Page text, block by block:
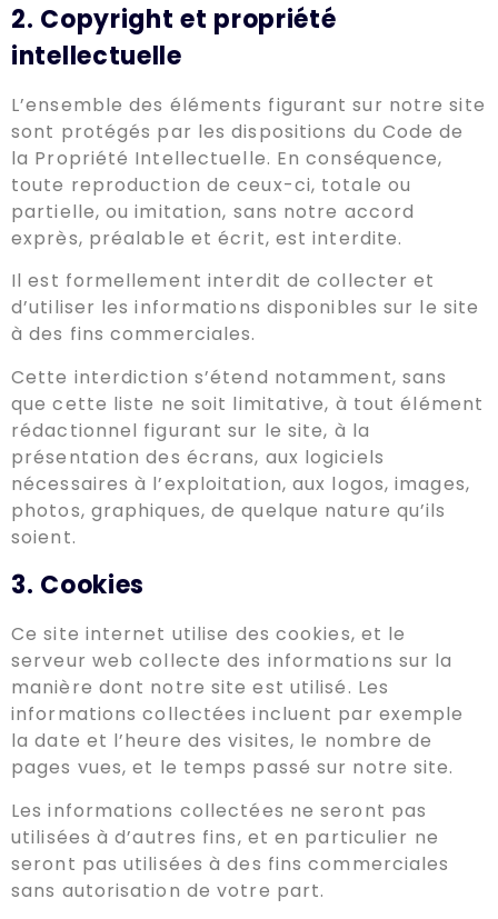
2. Copyright et propriété
intellectuelle
L’ensemble des éléments figurant sur notre site
sont protégés par les dispositions du Code de
la Propriété Intellectuelle. En conséquence,
toute reproduction de ceux-ci, totale ou
partielle, ou imitation, sans notre accord
exprès, préalable et écrit, est interdite.
Il est formellement interdit de collecter et
d’utiliser les informations disponibles sur le site
à des fins commerciales.
Cette interdiction s’étend notamment, sans
que cette liste ne soit limitative, à tout élément
rédactionnel figurant sur le site, à la
présentation des écrans, aux logiciels
nécessaires à l’exploitation, aux logos, images,
photos, graphiques, de quelque nature qu’ils
soient.
3. Cookies
Ce site internet utilise des cookies, et le
serveur web collecte des informations sur la
manière dont notre site est utilisé. Les
informations collectées incluent par exemple
la date et l’heure des visites, le nombre de
pages vues, et le temps passé sur notre site.
Les informations collectées ne seront pas
utilisées à d’autres fins, et en particulier ne
seront pas utilisées à des fins commerciales
sans autorisation de votre part.